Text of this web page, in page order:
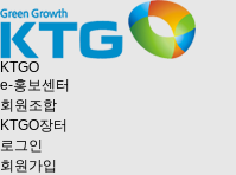
KTGO
e-홍보센터
회원조합
KTGO장터
로그인
회원가입